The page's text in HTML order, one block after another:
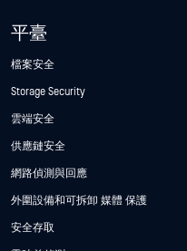
平臺
檔案安全
Storage Security
雲端安全
供應鏈安全
網路偵測與回應
外圍設備和可拆卸 媒體 保護
安全存取